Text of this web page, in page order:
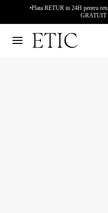
•Plata RETUR in 24H pentru
GRATUIT